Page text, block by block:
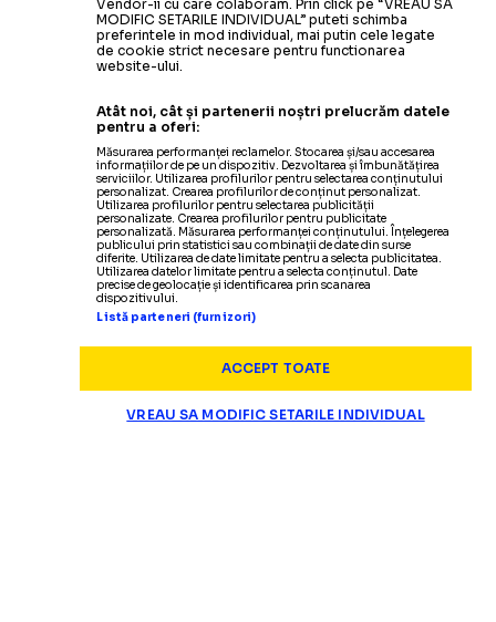
Vendor-ii cu care colaboram. Prin click pe “VREAU SA
MODIFIC SETARILE INDIVIDUAL” puteti schimba
preferintele in mod individual, mai putin cele legate
de cookie strict necesare pentru functionarea
website-ului.
Atât noi, cât și partenerii noștri prelucrăm datele
pentru a oferi:
Măsurarea performanței reclamelor. Stocarea și/sau accesarea
informațiilor de pe un dispozitiv. Dezvoltarea și îmbunătățirea
serviciilor. Utilizarea profilurilor pentru selectarea conținutului
personalizat. Crearea profilurilor de conținut personalizat.
Utilizarea profilurilor pentru selectarea publicității
personalizate. Crearea profilurilor pentru publicitate
personalizată. Măsurarea performanței conținutului. Înțelegerea
publicului prin statistici sau combinații de date din surse
diferite. Utilizarea de date limitate pentru a selecta publicitatea.
Utilizarea datelor limitate pentru a selecta conținutul. Date
precise de geolocație și identificarea prin scanarea
dispozitivului.
Listă parteneri (furnizori)
ACCEPT TOATE
VREAU SA MODIFIC SETARILE INDIVIDUAL